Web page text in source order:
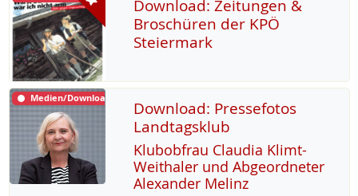
Download: Zeitungen &
Broschüren der KPÖ
Steiermark
Medien/Download
Download: Pressefotos
Landtagsklub
Klu­b­ob­frau Clau­dia Klimt-
Weitha­ler und Ab­ge­ord­ne­ter
Alex­an­der Me­linz